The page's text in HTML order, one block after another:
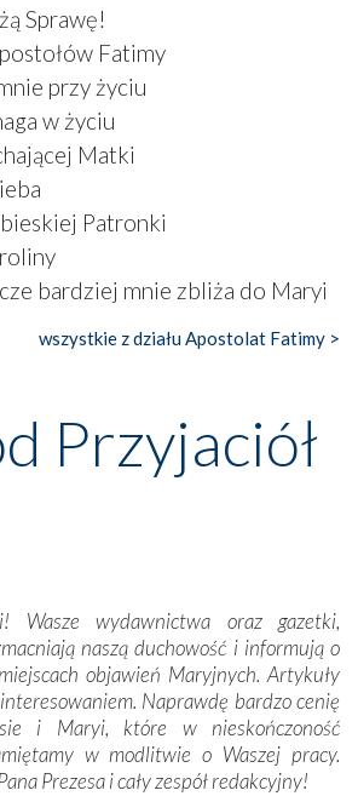
dziwaczną postać jakby
hieroglifów? W kulturowym
to raczej karykatura niż godny
otoczeniu sanktuarium
się, że wewnątrz Kościoła toczy
o kształt katolicyzmu i o serca
to zmaganie może prowadzić,
niewielkim mieście Obidos,
kościoła działa dzisiaj…
wyprawy, których celem były
Bożą, na przykład – w podzięce za
pomoc w wygranej bitwie o
Zachwyt budziła potężna, a zarazem
tych monumentalnych dzieł,
dbałość ich twórców o detale,
fatimskich wizjonerów – Łucji
Hiacynty i Franciszka Marto.
ich grobach. Odprawiliśmy Drogę
stronach, odwiedziliśmy
Sprawę!
Fatimy
przy życiu
w życiu
Matki
Patronki
bardziej mnie zbliża do Maryi
wszystkie z działu Apostolat Fatimy >
Przyjaciół
Wasze wydawnictwa oraz gazetki,
naszą duchowość i informują o
objawień Maryjnych. Artykuły
Naprawdę bardzo cenię
i Maryi, które w nieskończoność
w modlitwie o Waszej pracy.
Prezesa i cały zespół redakcyjny!